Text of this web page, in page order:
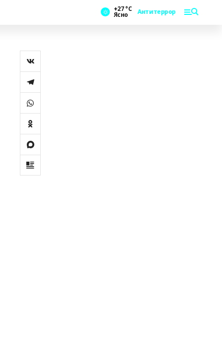
+27 °С
Ясно Антитеррор